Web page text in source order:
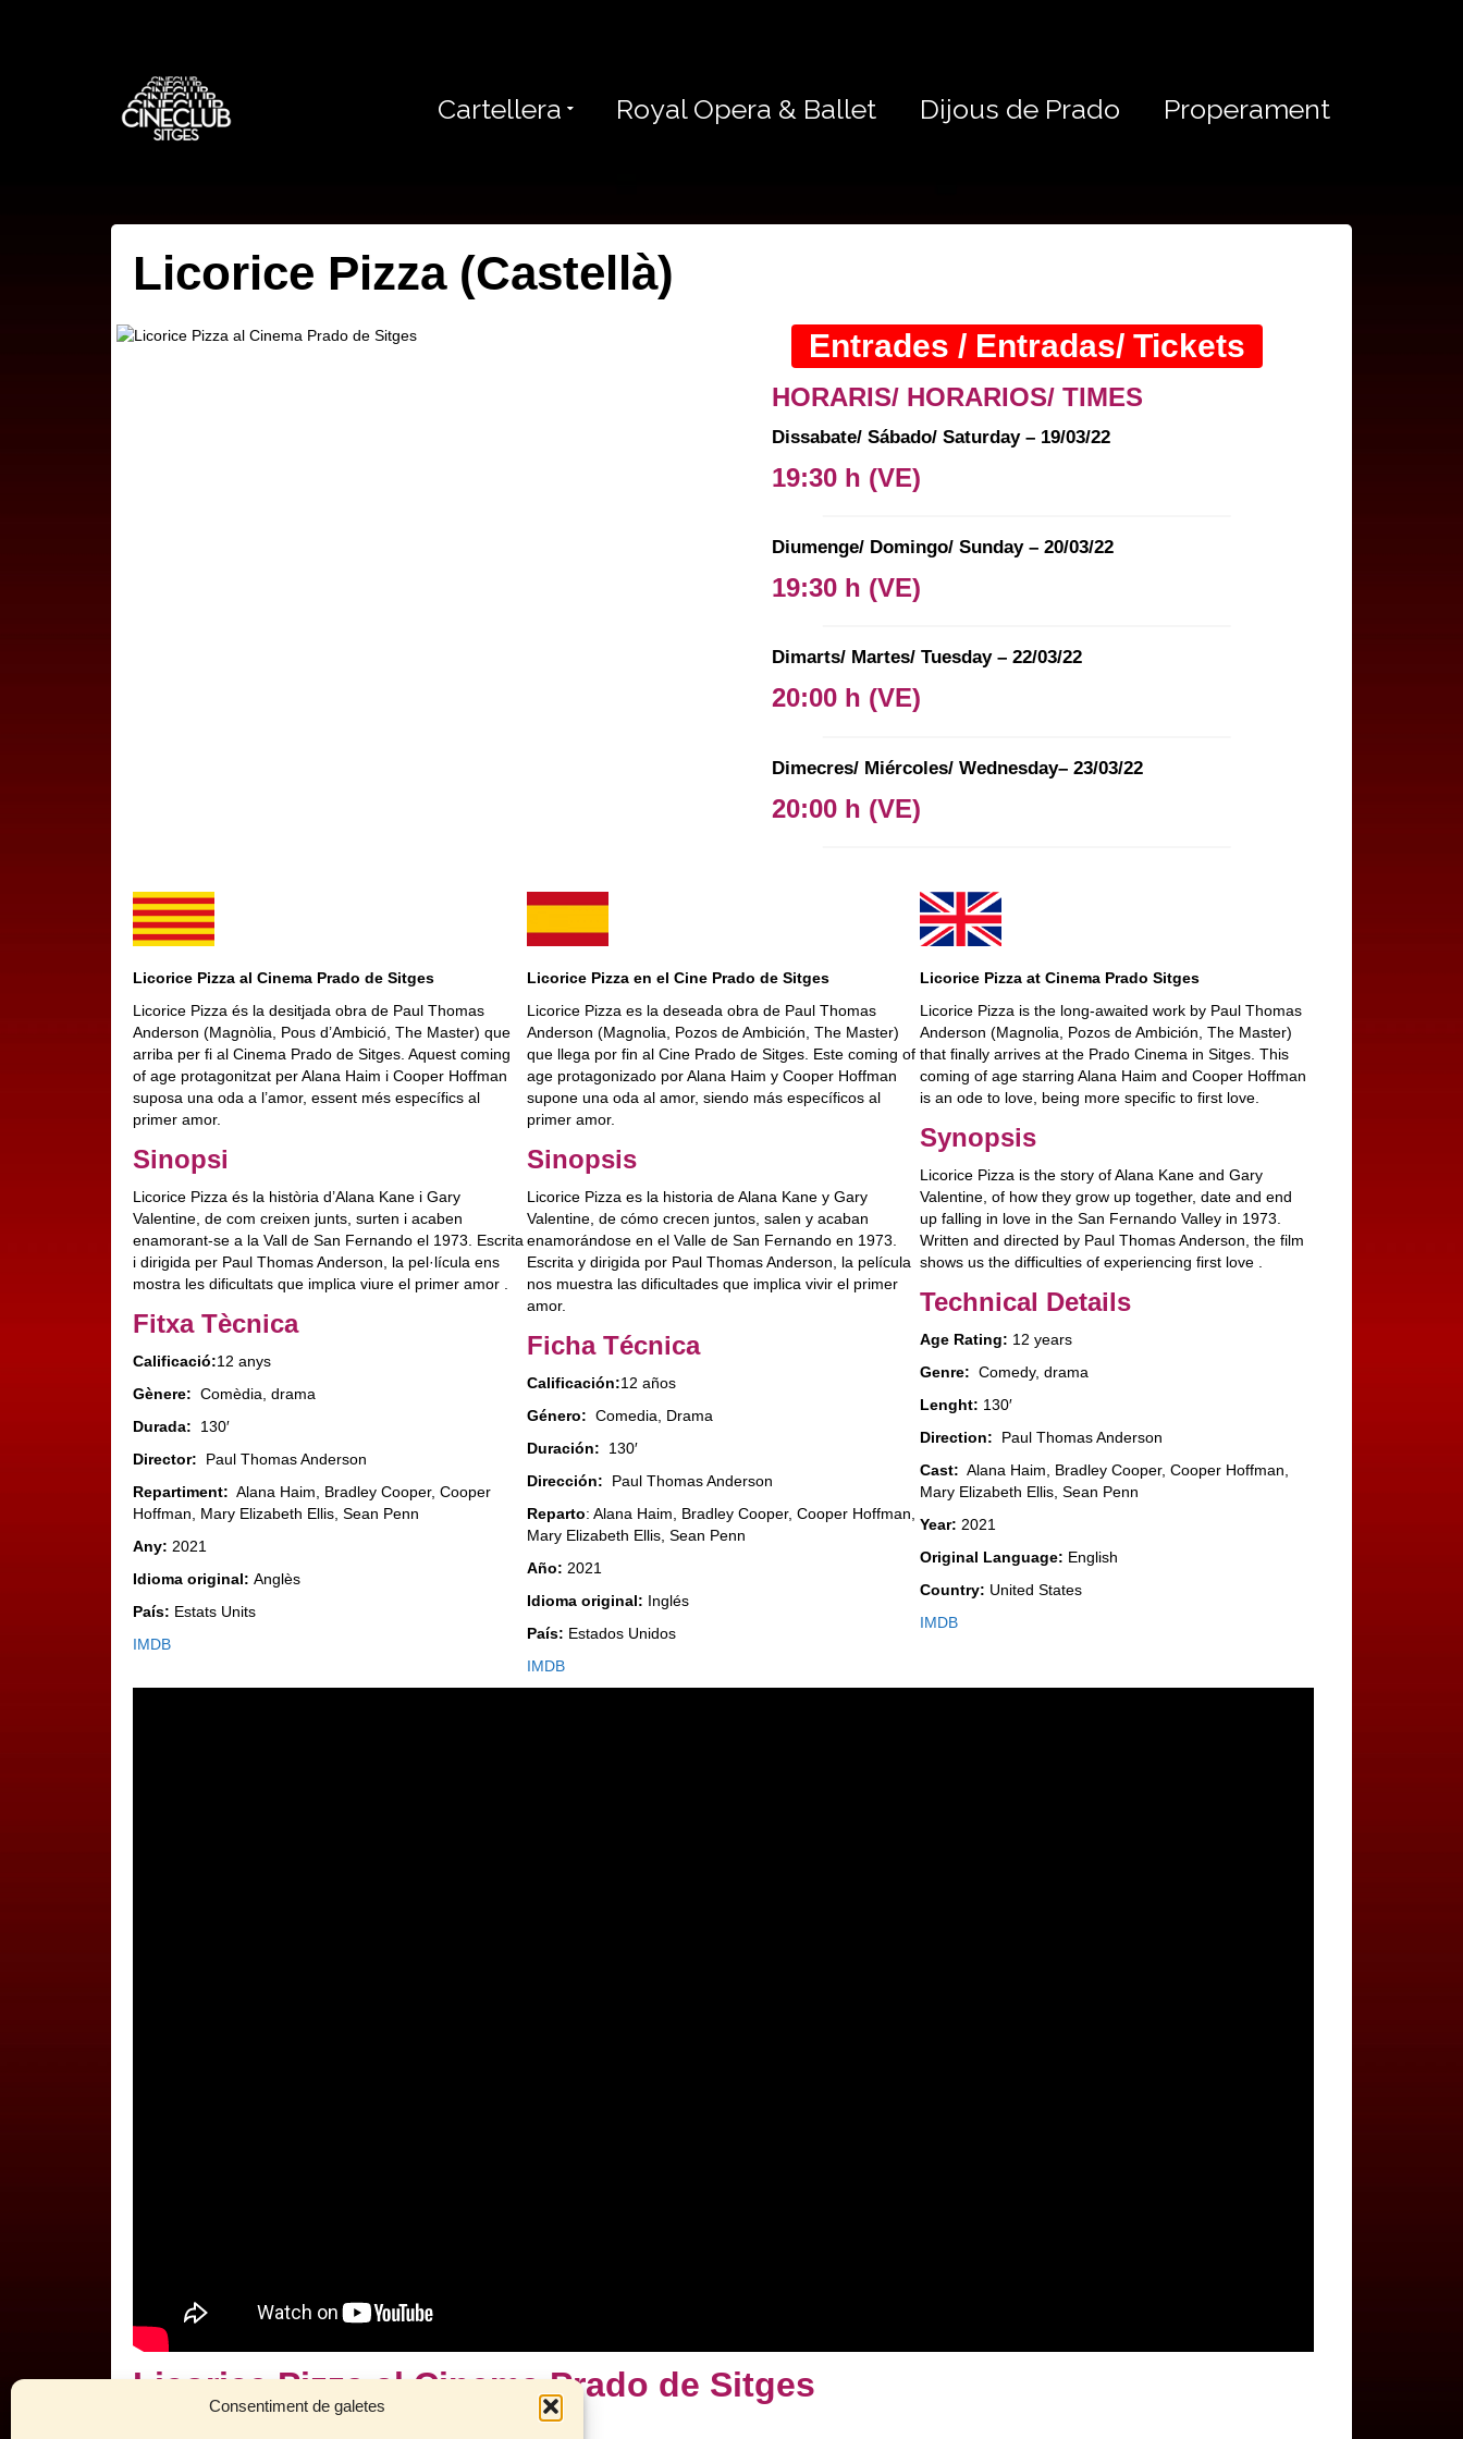
Consentiment de galetes
Cartellera Royal Opera & Ballet Dijous de Prado Properament
Licorice Pizza (Castellà)
Entrades / Entradas/ Tickets
HORARIS/ HORARIOS/ TIMES
Dissabate/ Sábado/ Saturday – 19/03/22
19:30 h (VE)
Diumenge/ Domingo/ Sunday – 20/03/22
19:30 h (VE)
Dimarts/ Martes/ Tuesday – 22/03/22
20:00 h (VE)
Dimecres/ Miércoles/ Wednesday– 23/03/22
20:00 h (VE)
Licorice Pizza al Cinema Prado de Sitges
Licorice Pizza és la desitjada obra de Paul Thomas
Anderson (Magnòlia, Pous d’Ambició, The Master) que
arriba per fi al Cinema Prado de Sitges. Aquest coming
of age protagonitzat per Alana Haim i Cooper Hoffman
suposa una oda a l’amor, essent més específics al
primer amor.
Sinopsi
Licorice Pizza és la història d’Alana Kane i Gary
Valentine, de com creixen junts, surten i acaben
enamorant-se a la Vall de San Fernando el 1973. Escrita
i dirigida per Paul Thomas Anderson, la pel·lícula ens
mostra les dificultats que implica viure el primer amor .
Fitxa Tècnica
Calificació:12 anys
Gènere: Comèdia, drama
Durada: 130′
Director: Paul Thomas Anderson
Repartiment: Alana Haim, Bradley Cooper, Cooper
Hoffman, Mary Elizabeth Ellis, Sean Penn
Any: 2021
Idioma original: Anglès
País: Estats Units
IMDB
Licorice Pizza en el Cine Prado de Sitges
Licorice Pizza es la deseada obra de Paul Thomas
Anderson (Magnolia, Pozos de Ambición, The Master)
que llega por fin al Cine Prado de Sitges. Este coming of
age protagonizado por Alana Haim y Cooper Hoffman
supone una oda al amor, siendo más específicos al
primer amor.
Sinopsis
Licorice Pizza es la historia de Alana Kane y Gary
Valentine, de cómo crecen juntos, salen y acaban
enamorándose en el Valle de San Fernando en 1973.
Escrita y dirigida por Paul Thomas Anderson, la película
nos muestra las dificultades que implica vivir el primer
amor.
Ficha Técnica
Calificación:12 años
Género: Comedia, Drama
Duración: 130′
Dirección: Paul Thomas Anderson
Reparto: Alana Haim, Bradley Cooper, Cooper Hoffman,
Mary Elizabeth Ellis, Sean Penn
Año: 2021
Idioma original: Inglés
País: Estados Unidos
IMDB
Licorice Pizza at Cinema Prado Sitges
Licorice Pizza is the long-awaited work by Paul Thomas
Anderson (Magnolia, Pozos de Ambición, The Master)
that finally arrives at the Prado Cinema in Sitges. This
coming of age starring Alana Haim and Cooper Hoffman
is an ode to love, being more specific to first love.
Synopsis
Licorice Pizza is the story of Alana Kane and Gary
Valentine, of how they grow up together, date and end
up falling in love in the San Fernando Valley in 1973.
Written and directed by Paul Thomas Anderson, the film
shows us the difficulties of experiencing first love .
Technical Details
Age Rating: 12 years
Genre: Comedy, drama
Lenght: 130′
Direction: Paul Thomas Anderson
Cast: Alana Haim, Bradley Cooper, Cooper Hoffman,
Mary Elizabeth Ellis, Sean Penn
Year: 2021
Original Language: English
Country: United States
IMDB
Licorice Pizza al Cinema Prado de Sitges